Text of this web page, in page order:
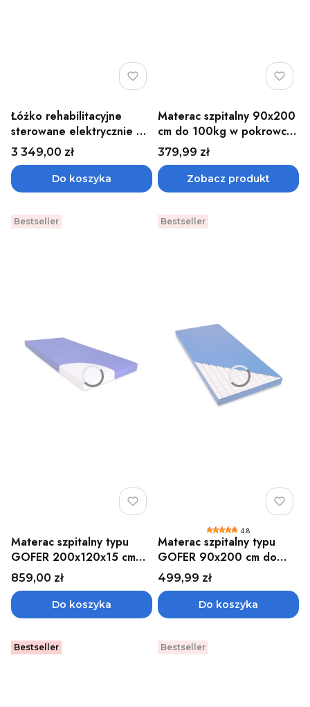
Łóżko rehabilitacyjne
sterowane elektrycznie dla
seniorów i osób
niepełnosprawnych
DREAM-TIM Timago
Cena
3 349,00 zł
Do koszyka
Materac szpitalny 90x200
cm do 100kg w pokrowcu
Rena
Cena
379,99 zł
Zobacz produkt
Bestseller
Materac szpitalny typu
GOFER 200x120x15 cm
do 250kg w pokrowcu
nieprzemakalnym Med-Mat
Cena
859,00 zł
Do koszyka
Bestseller
4.8
Materac szpitalny typu
GOFER 90x200 cm do
120kg w pokrowcu
paroprzepuszczalnyn Med-
Mat
Cena
499,99 zł
Do koszyka
Bestseller Bestseller